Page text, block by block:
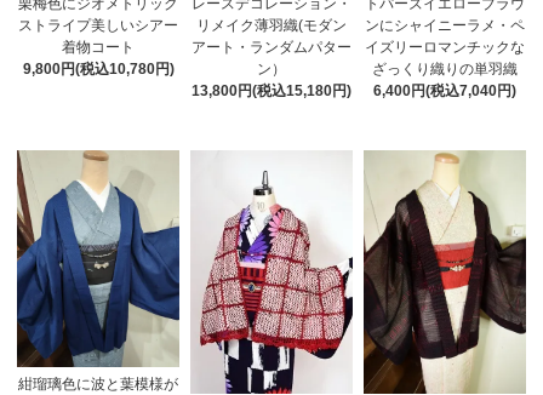
栗梅色にジオメトリック
ストライプ美しいシアー
着物コート
9,800円(税込10,780円)
レースデコレーション・
リメイク薄羽織(モダン
アート・ランダムパター
ン）
13,800円(税込15,180円)
トパーズイエローブラウ
ンにシャイニーラメ・ペ
イズリーロマンチックな
ざっくり織りの単羽織
6,400円(税込7,040円)
紺瑠璃色に波と葉模様が